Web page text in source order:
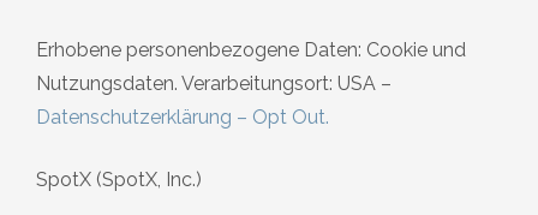
Erhobene personenbezogene Daten: Cookie und
Nutzungsdaten. Verarbeitungsort: USA –
Datenschutzerklärung – Opt Out.
SpotX (SpotX, Inc.)